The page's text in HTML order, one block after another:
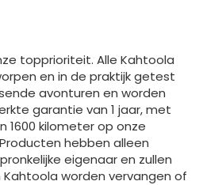
topprioriteit. Alle Kahtoola
en in de praktijk getest
avonturen en worden
garantie van 1 jaar, met
1600 kilometer op onze
hebben alleen
eigenaar en zullen
worden vervangen of